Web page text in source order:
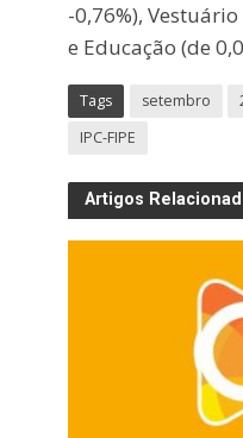
-0,76%),
e Educação (de
Tags setembro
IPC-FIPE
Artigos